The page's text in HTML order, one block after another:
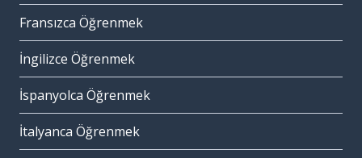
Fransızca Öğrenmek
İngilizce Öğrenmek
İspanyolca Öğrenmek
İtalyanca Öğrenmek